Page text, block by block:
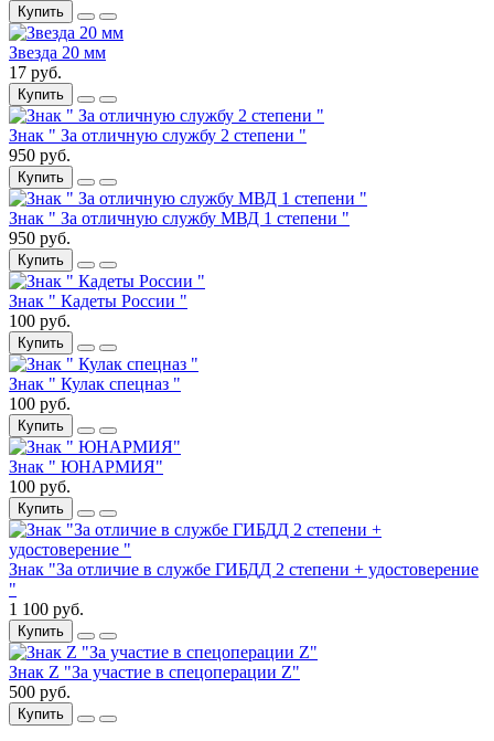
Купить
Звезда 20 мм
17 руб.
Купить
Знак " За отличную службу 2 степени "
950 руб.
Купить
Знак " За отличную службу МВД 1 степени "
950 руб.
Купить
Знак " Кадеты России "
100 руб.
Купить
Знак " Кулак спецназ "
100 руб.
Купить
Знак " ЮНАРМИЯ"
100 руб.
Купить
Знак "За отличие в службе ГИБДД 2 степени + удостоверение
"
1 100 руб.
Купить
Знак Z "За участие в спецоперации Z"
500 руб.
Купить